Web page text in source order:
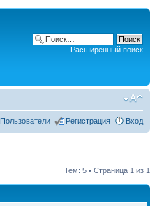
Расширенный поиск
Пользователи Регистрация Вход
Тем: 5 • Страница 1 из 1